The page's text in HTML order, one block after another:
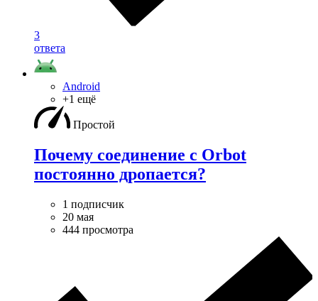
3
ответа
Android
+1 ещё
Простой
Почему соединение с Orbot
постоянно дропается?
1 подписчик
20 мая
444 просмотра